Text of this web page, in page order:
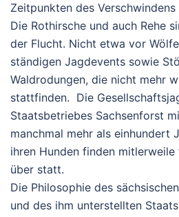
Zeitpunkten des
Die Rothirsche und auch Rehe
der Flucht. Nicht etwa vor
ständigen Jagdevents sowie
Waldrodungen, die nicht mehr
stattfinden. Die
Staatsbetriebes Sachsenforst
manchmal mehr als einhundert
ihren Hunden finden
über statt.
Die Philosophie des
und des ihm unterstellten